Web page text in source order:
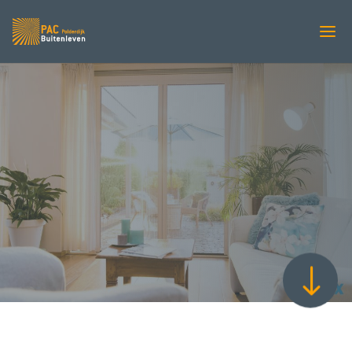
HORREN
Specialist in horren
PAC Zonweringen 5 Horren Goes
"